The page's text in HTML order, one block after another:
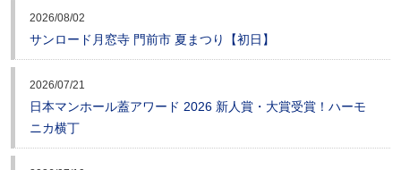
2026/08/02
サンロード月窓寺 門前市 夏まつり【初日】
2026/07/21
日本マンホール蓋アワード 2026 新人賞・大賞受賞！ハーモ
ニカ横丁